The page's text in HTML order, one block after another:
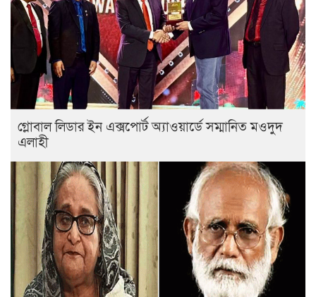
গ্লোবাল লিডার ইন এক্সপোর্ট অ্যাওয়ার্ডে সম্মানিত মওদুদ
এলাহী